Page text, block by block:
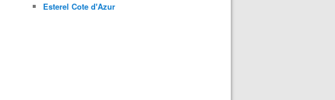
Esterel Cote d'Azur